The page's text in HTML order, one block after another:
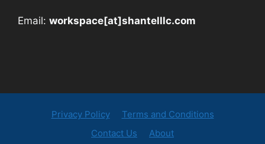
Email: workspace[at]shantelllc.com
Privacy Policy
Terms and Conditions
Contact Us
About